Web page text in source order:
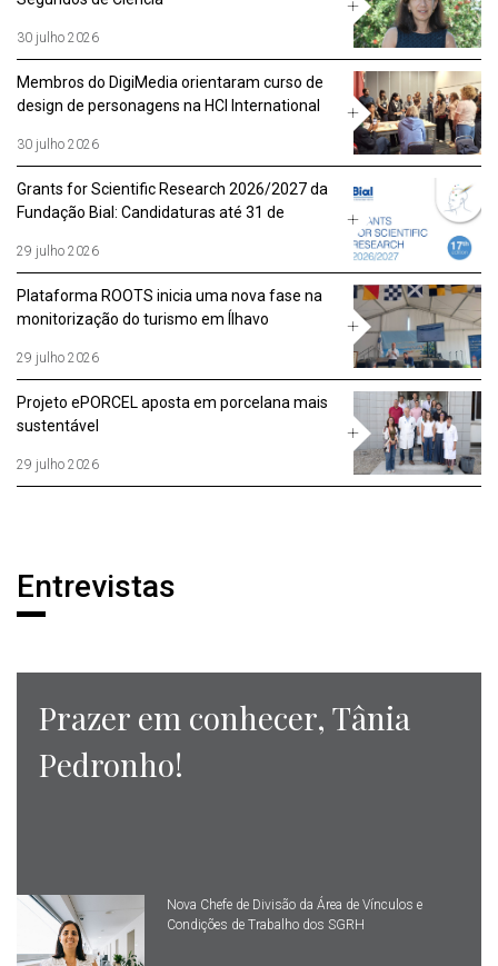
30 julho 2026
Membros do DigiMedia orientaram curso de
design de personagens na HCI International
30 julho 2026
Grants for Scientific Research 2026/2027 da
Fundação Bial: Candidaturas até 31 de
29 julho 2026
Plataforma ROOTS inicia uma nova fase na
monitorização do turismo em Ílhavo
29 julho 2026
Projeto ePORCEL aposta em porcelana mais
sustentável
29 julho 2026
Entrevistas
Entrevistas
Prazer em conhecer, Tânia
Pedronho!
Nova Chefe de Divisão da Área de Vínculos e
Condições de Trabalho dos SGRH